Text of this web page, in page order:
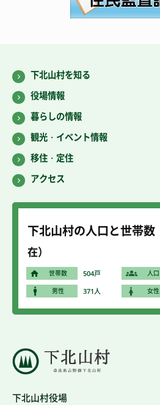
下北山村役場
下北山村を知る
役場情報
暮らしの情報
観光・イベント情報
移住・定住
アクセス
下北山村の人口と世帯数
在）
世帯数 504戸 人口
男性 371人 女性